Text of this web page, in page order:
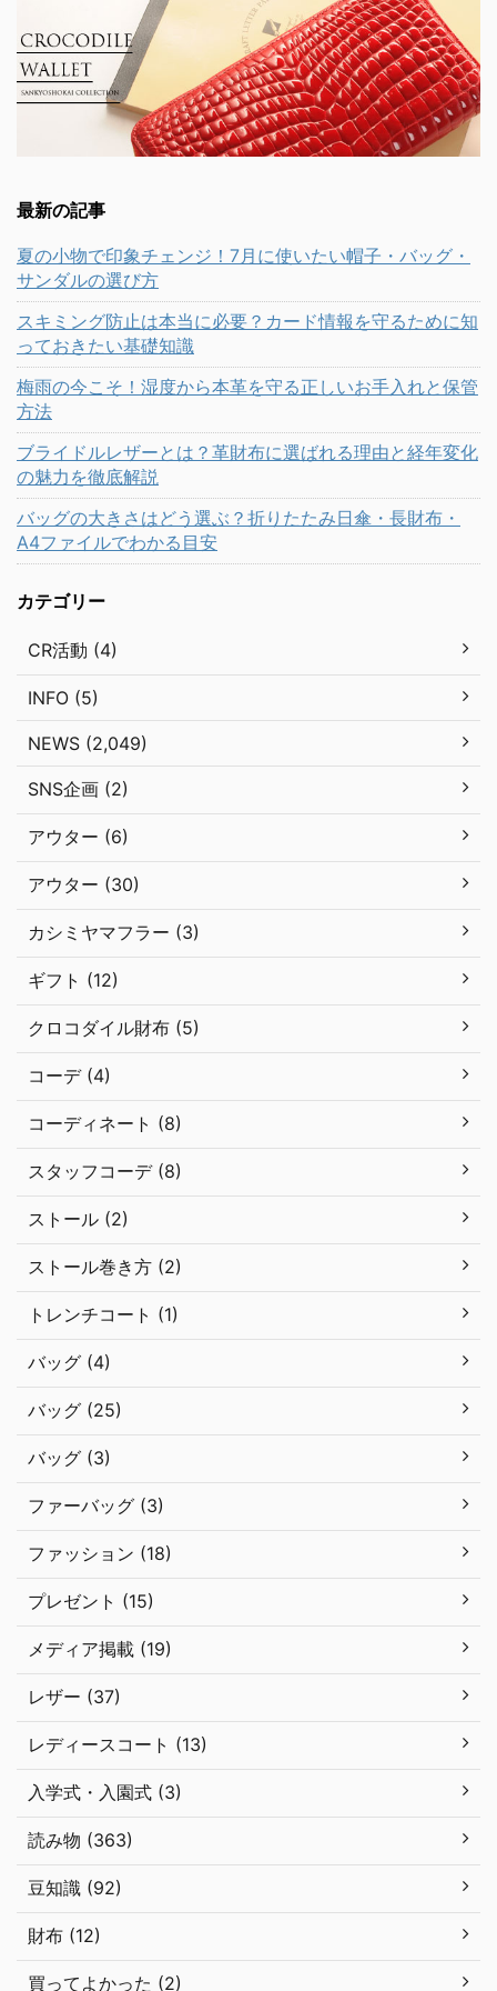
最新の記事
夏の小物で印象チェンジ！7月に使いたい帽子・バッグ・
サンダルの選び方
スキミング防止は本当に必要？カード情報を守るために知
っておきたい基礎知識
梅雨の今こそ！湿度から本革を守る正しいお手入れと保管
方法
ブライドルレザーとは？革財布に選ばれる理由と経年変化
の魅力を徹底解説
バッグの大きさはどう選ぶ？折りたたみ日傘・長財布・
A4ファイルでわかる目安
カテゴリー
CR活動 (4)
INFO (5)
NEWS (2,049)
SNS企画 (2)
アウター (6)
アウター (30)
カシミヤマフラー (3)
ギフト (12)
クロコダイル財布 (5)
コーデ (4)
コーディネート (8)
スタッフコーデ (8)
ストール (2)
ストール巻き方 (2)
トレンチコート (1)
バッグ (4)
バッグ (25)
バッグ (3)
ファーバッグ (3)
ファッション (18)
プレゼント (15)
メディア掲載 (19)
レザー (37)
レディースコート (13)
入学式・入園式 (3)
読み物 (363)
豆知識 (92)
財布 (12)
買ってよかった (2)